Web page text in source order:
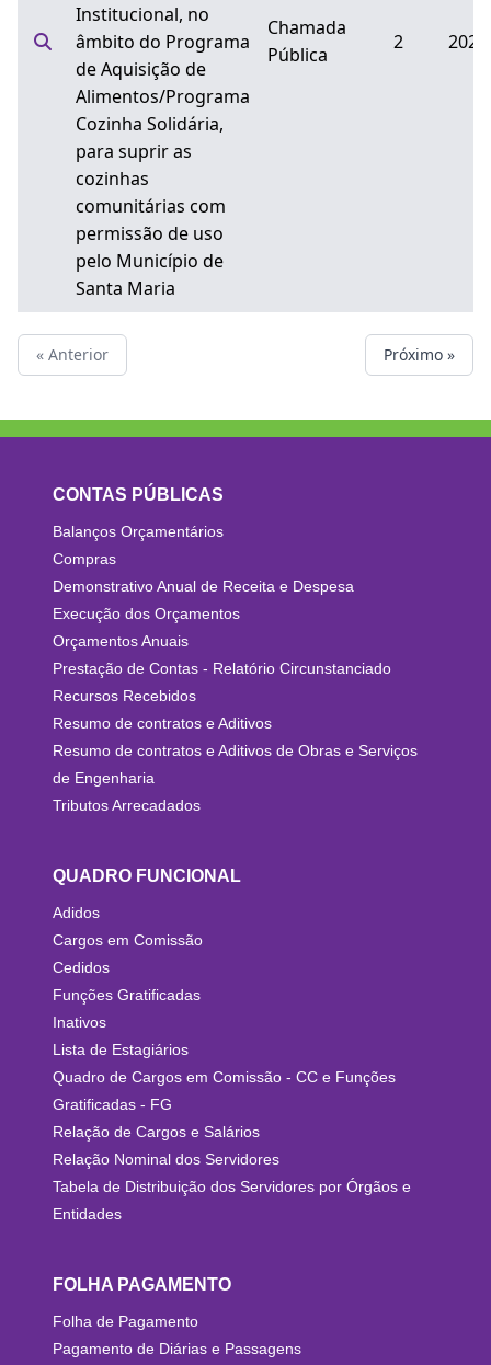
Institucional, no
âmbito do Programa
de Aquisição de
Alimentos/Programa
Cozinha Solidária,
para suprir as
cozinhas
comunitárias com
permissão de uso
pelo Município de
Santa Maria
Chamada
Pública
2 2024
« Anterior Próximo »
CONTAS PÚBLICAS
Balanços Orçamentários
Compras
Demonstrativo Anual de Receita e Despesa
Execução dos Orçamentos
Orçamentos Anuais
Prestação de Contas - Relatório Circunstanciado
Recursos Recebidos
Resumo de contratos e Aditivos
Resumo de contratos e Aditivos de Obras e Serviços
de Engenharia
Tributos Arrecadados
QUADRO FUNCIONAL
Adidos
Cargos em Comissão
Cedidos
Funções Gratificadas
Inativos
Lista de Estagiários
Quadro de Cargos em Comissão - CC e Funções
Gratificadas - FG
Relação de Cargos e Salários
Relação Nominal dos Servidores
Tabela de Distribuição dos Servidores por Órgãos e
Entidades
FOLHA PAGAMENTO
Folha de Pagamento
Pagamento de Diárias e Passagens